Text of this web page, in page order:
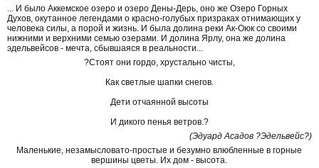
... И было Аккемское озеро и озеро Дены-Дерь, оно же Озеро Горных
Духов, окутанное легендами о красно-голубых призраках отнимающих у
человека силы, а порой и жизнь. И была долина реки Ак-Оюк со своими
нижними и верхними семью озерами. И долина Ярлу, она же долина
эдельвейсов - мечта, сбывшаяся в реальности...
?Стоят они гордо, хрустально чисты,
Как светлые шапки снегов.
Дети отчаянной высоты
И дикого пенья ветров.?
(Эдуард Асадов ?Эдельвейс?)
Маленькие, незамысловато-простые и безумно влюбленные в горные
вершины цветы. Их дом - высота.